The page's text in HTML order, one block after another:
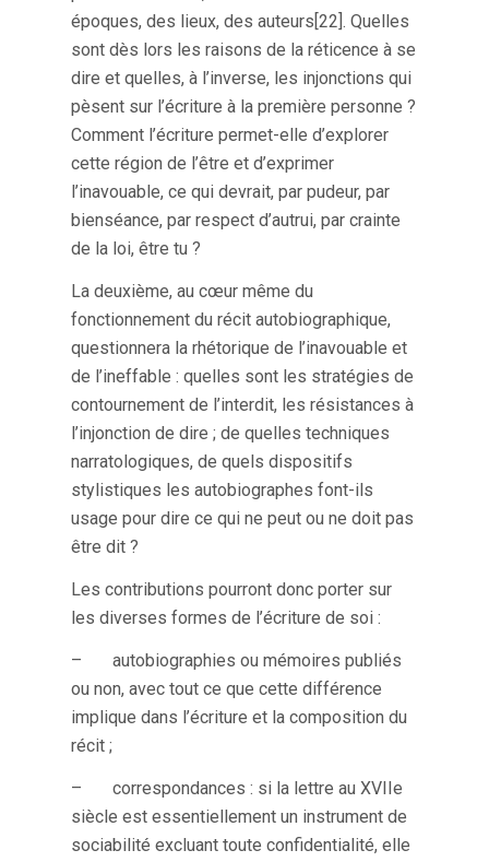
époques, des lieux, des auteurs[22]. Quelles
sont dès lors les raisons de la réticence à se
dire et quelles, à l’inverse, les injonctions qui
pèsent sur l’écriture à la première personne ?
Comment l’écriture permet-elle d’explorer
cette région de l’être et d’exprimer
l’inavouable, ce qui devrait, par pudeur, par
bienséance, par respect d’autrui, par crainte
de la loi, être tu ?
La deuxième, au cœur même du
fonctionnement du récit autobiographique,
questionnera la rhétorique de l’inavouable et
de l’ineffable : quelles sont les stratégies de
contournement de l’interdit, les résistances à
l’injonction de dire ; de quelles techniques
narratologiques, de quels dispositifs
stylistiques les autobiographes font-ils
usage pour dire ce qui ne peut ou ne doit pas
être dit ?
Les contributions pourront donc porter sur
les diverses formes de l’écriture de soi :
– autobiographies ou mémoires publiés
ou non, avec tout ce que cette différence
implique dans l’écriture et la composition du
récit ;
– correspondances : si la lettre au XVIIe
siècle est essentiellement un instrument de
sociabilité excluant toute confidentialité, elle